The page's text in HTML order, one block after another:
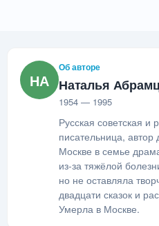
НА
Об авторе
Наталья
1954 — 1995
Русская советская и
писательница, автор
Москве в семье
из-за тяжёлой
но не оставляла
двадцати сказок и
Умерла в Москве.